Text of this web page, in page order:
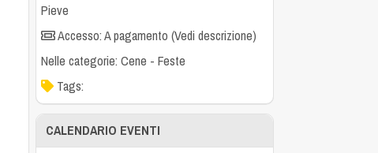
Pieve
Accesso: A pagamento (Vedi descrizione)
Nelle categorie:Cene -Feste
Tags:
CALENDARIO EVENTI